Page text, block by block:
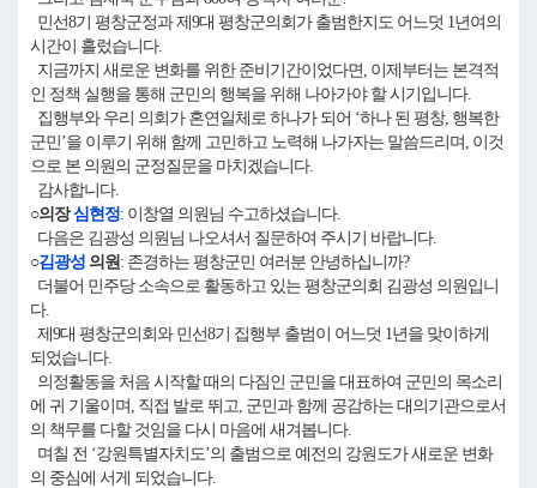
민선8기 평창군정과 제9대 평창군의회가 출범한지도 어느덧 1년여의
시간이 흘렀습니다.
지금까지 새로운 변화를 위한 준비기간이었다면, 이제부터는 본격적
인 정책 실행을 통해 군민의 행복을 위해 나아가야 할 시기입니다.
집행부와 우리 의회가 혼연일체로 하나가 되어 ‘하나 된 평창, 행복한
군민’을 이루기 위해 함께 고민하고 노력해 나가자는 말씀드리며, 이것
으로 본 의원의 군정질문을 마치겠습니다.
감사합니다.
○의장심현정: 이창열 의원님 수고하셨습니다.
다음은 김광성 의원님 나오셔서 질문하여 주시기 바랍니다.
○김광성 의원: 존경하는 평창군민 여러분 안녕하십니까?
더불어 민주당 소속으로 활동하고 있는 평창군의회 김광성 의원입니
다.
제9대 평창군의회와 민선8기 집행부 출범이 어느덧 1년을 맞이하게
되었습니다.
의정활동을 처음 시작할 때의 다짐인 군민을 대표하여 군민의 목소리
에 귀 기울이며, 직접 발로 뛰고, 군민과 함께 공감하는 대의기관으로서
의 책무를 다할 것임을 다시 마음에 새겨봅니다.
며칠 전 ‘강원특별자치도’의 출범으로 예전의 강원도가 새로운 변화
의 중심에 서게 되었습니다.